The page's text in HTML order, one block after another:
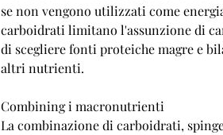
se non vengono utilizzati come
carboidrati limitano l'assunzione di
di scegliere fonti proteiche magre e
altri nutrienti.
Combining i macronutrienti
La combinazione di carboidrati,